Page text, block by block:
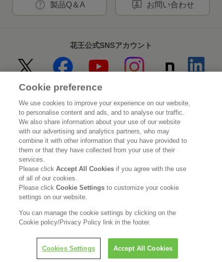
製品Q＆A お問い合わせ
花王公式SNSアカウント
Home 花王について
サステナビリティ イノベーション
ブランド 投資家情報
ニュースルーム 採用情報
利用規約 花王のアクセシビリティ 個人情報保護方針
利用者情報の外部送信 ソーシャルメディアポリシー
© Kao Corporation
Cookie preference
We use cookies to improve your experience on our website,
to personalise content and ads, and to analyse our traffic.
We also share information about your use of our website
with our advertising and analytics partners, who may
combine it with other information that you have provided to
them or that they have collected from your use of their
services.
Please clickAccept All Cookies if you agree with the use
of all of our cookies.
Please clickCookie Settingsto customize your cookie
settings on our website.
You can manage the cookie settings by clicking on the
Cookie policy/Privacy Policy link in the footer.
Cookies Settings Accept All Cookies